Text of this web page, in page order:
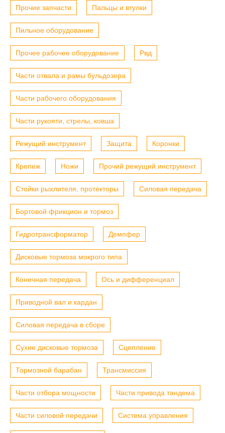
Прочие запчасти Пальцы и втулки
Пильное оборудование
Прочее рабочее оборудование Рвд
Части отвала и рамы бульдозера
Части рабочего оборудования
Части рукояти, стрелы, ковша
Режущий инструмент Защита Коронки
Крепеж Ножи Прочий режущий инструмент
Стойки рыхлителя, протекторы Силовая передача
Бортовой фрикцион и тормоз
Гидротрансформатор Демпфер
Дисковые тормоза мокрого типа
Конечная передача Ось и дифференциал
Приводной вал и кардан
Силовая передача в сборе
Сухие дисковые тормоза Сцепление
Тормозной барабан Трансмиссия
Части отбора мощности Части привода тандема
Части силовой передачи Система управления